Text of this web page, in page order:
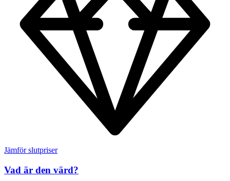
Jämför slutpriser
Vad är den värd?